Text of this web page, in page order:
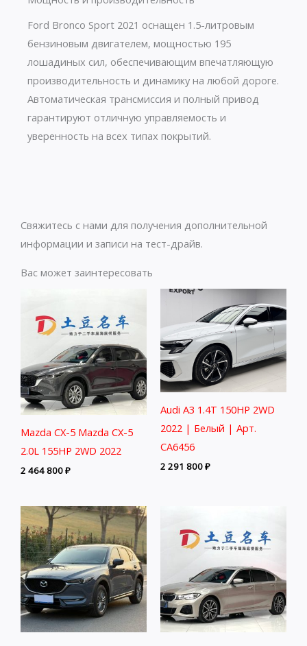
Ford Bronco Sport 2021 оснащен 1.5-литровым
бензиновым двигателем, мощностью 195
лошадиных сил, обеспечивающим впечатляющую
производительность и динамику на любой дороге.
Автоматическая трансмиссия и полный привод
гарантируют отличную управляемость и
уверенность на всех типах покрытий.
Свяжитесь с нами для получения дополнительной
информации и записи на тест-драйв.
Вас может заинтересовать
Mazda CX-5 Mazda CX-5
2.0L 155HP 2WD 2022
2 464 800₽
Audi A3 1.4T 150HP 2WD
2022 | Белый | Арт.
CA6456
2 291 800₽